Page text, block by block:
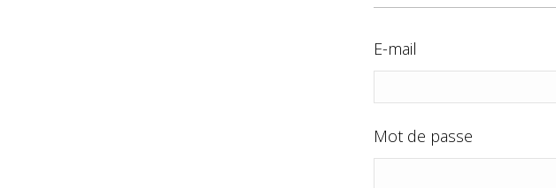
E-mail
Mot de passe